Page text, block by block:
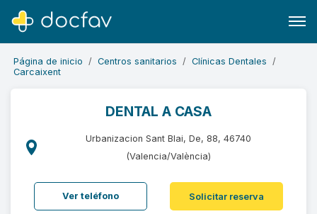
Software para clínicas
Soporte
¿Eres un doctor?
Página de inicio Centros sanitarios
Clínicas Dentales
Carcaixent
DENTAL A CASA
Urbanizacion Sant Blai, De, 88, 46740
(Valencia/València)
Ver teléfono Solicitar reserva